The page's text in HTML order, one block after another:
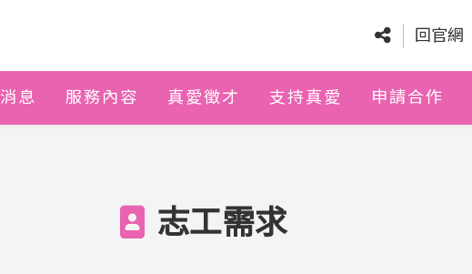
回官網
息 服務內容 真愛徵才 支持真愛 申請合作
志工需求